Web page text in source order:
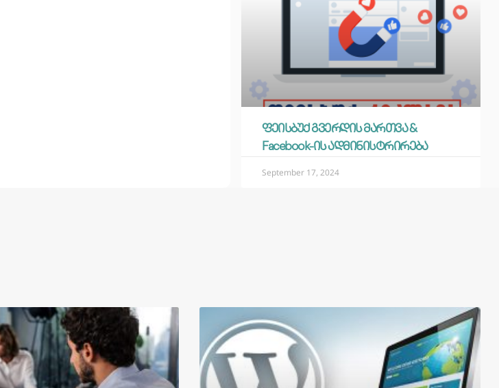
ფეისბუქ გვერდის მართვა &
Facebook-ის ადმინისტრირება
September 17, 2024